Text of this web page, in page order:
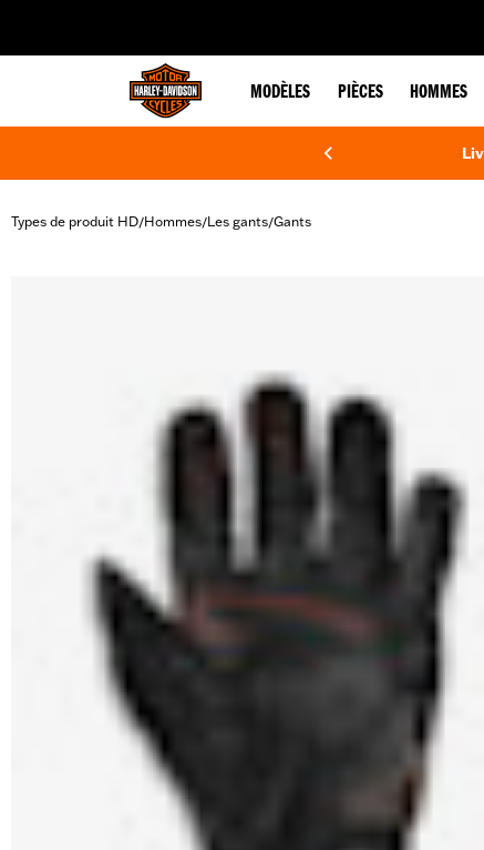
MODÈLES PIÈCES HOMMES
Types de produit HD/Hommes/Les gants/Gants